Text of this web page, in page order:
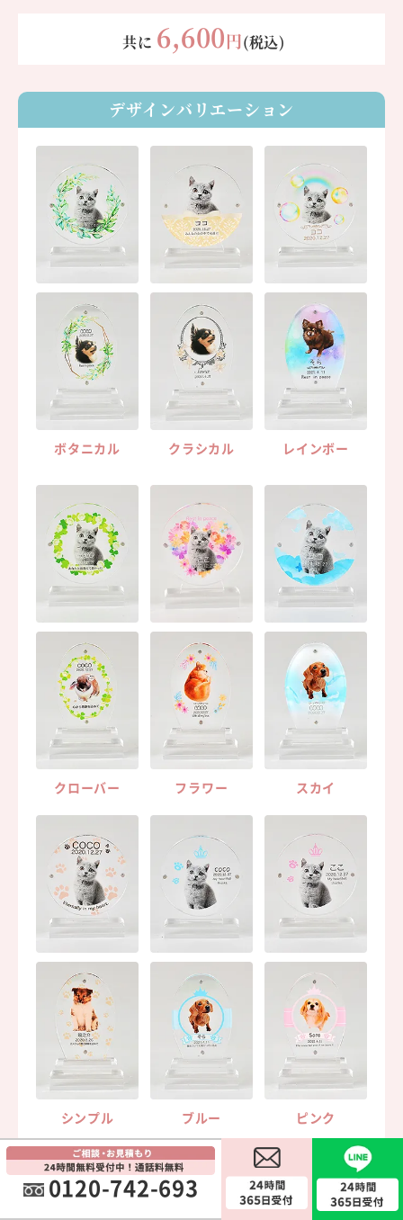
共に 6,600円(税込)
デザインバリエーション
ボタニカル クラシカル レインボー
クローバー フラワー スカイ
シンプル ブルー ピンク
受注商品
0120-742-693